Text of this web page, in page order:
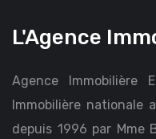
L'Agence
Agence Immobilière
Immobilière nationale
depuis 1996 par Mme